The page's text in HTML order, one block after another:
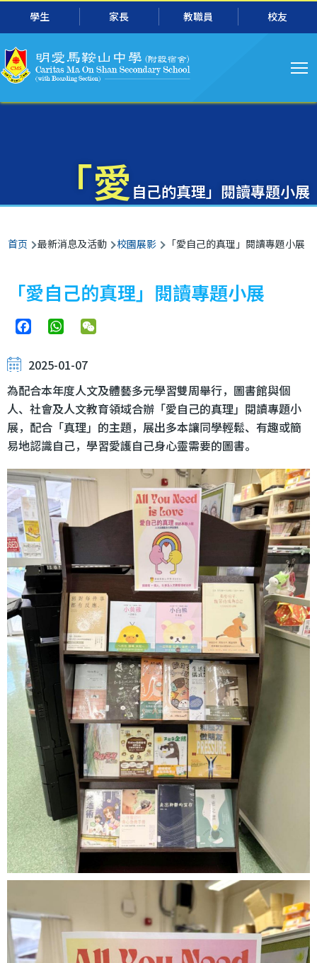
跳转到主要内容
學生 家長 教職員 校友
导
航
「愛 自己的真理」閱讀專題小展
面
包
屑
首页 最新消息及活動 校園展影 「愛自己的真理」閱讀專題小展
「愛自己的真理」閱讀專題小展
FacebookWhatsApp
2025-01-07
為配合本年度人文及體藝多元學習雙周舉行，圖書館與個
人、社會及人文教育領域合辦「愛自己的真理」閱讀專題小
展，配合「真理」的主題，展出多本讓同學輕鬆、有趣或簡
易地認識自己，學習愛護自己身心靈需要的圖書。